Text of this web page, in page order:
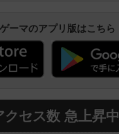
ーマのアプリ版はこちら
クセス数 急上昇中